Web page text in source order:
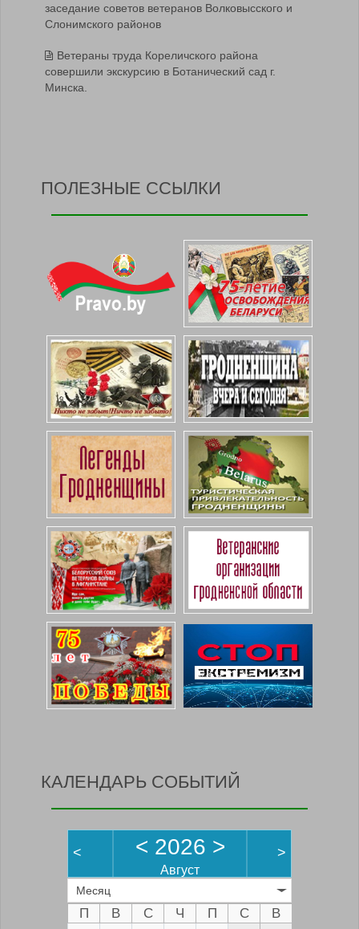
заседание советов ветеранов Волковысского и
Слонимского районов
Ветераны труда Кореличского района
совершили экскурсию в Ботанический сад г.
Минска.
ПОЛЕЗНЫЕ ССЫЛКИ
КАЛЕНДАРЬ СОБЫТИЙ
< < 2026 >
Август
>
Месяц
П В С Ч П С
В